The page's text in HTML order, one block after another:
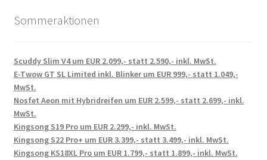
Sommeraktionen
Scuddy Slim V4 um EUR 2.099,- statt 2.590,- inkl. MwSt.
E-Twow GT SL Limited inkl. Blinker um EUR 999,- statt 1.049,-
MwSt.
Nosfet Aeon mit Hybridreifen um EUR 2.599,- statt 2.699,- inkl.
MwSt.
Kingsong S19 Pro um EUR 2.299,- inkl. MwSt.
Kingsong S22 Pro+ um EUR 3.399,- statt 3.499,- inkl. MwSt.
Kingsong KS18XL Pro um EUR 1.799,- statt 1.899,- inkl. MwSt.